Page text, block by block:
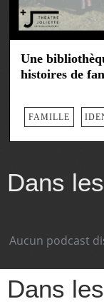
Une
histoires de
FAMILLE
Dans
Aucun podcast
Dans